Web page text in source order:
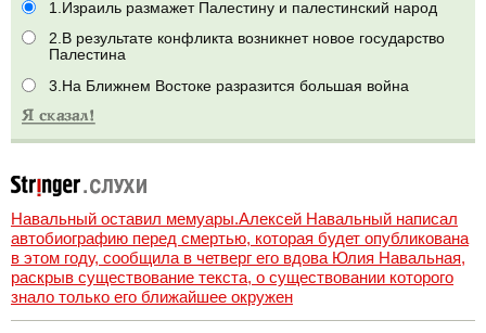
1.Израиль размажет Палестину и палестинский народ
2.В результате конфликта возникнет новое государство
Палестина
3.На Ближнем Востоке разразится большая война
Навальный оставил мемуары.Алексей Навальный написал
автобиографию перед смертью, которая будет опубликована
в этом году, сообщила в четверг его вдова Юлия Навальная,
раскрыв существование текста, о существовании которого
знало только его ближайшее окружен